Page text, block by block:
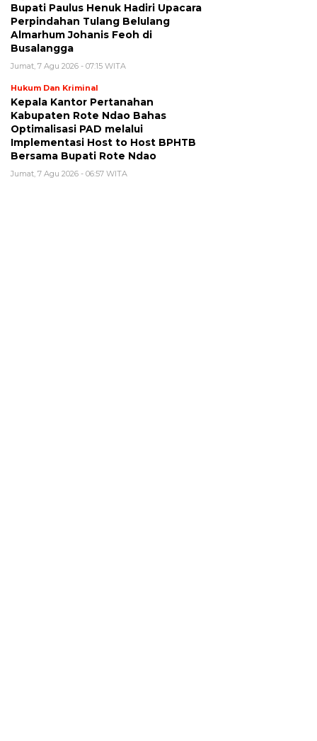
Bupati Paulus Henuk Hadiri Upacara
Perpindahan Tulang Belulang
Almarhum Johanis Feoh di
Busalangga
Jumat, 7 Agu 2026 - 07:15 WITA
Hukum Dan Kriminal
Kepala Kantor Pertanahan
Kabupaten Rote Ndao Bahas
Optimalisasi PAD melalui
Implementasi Host to Host BPHTB
Bersama Bupati Rote Ndao
Jumat, 7 Agu 2026 - 06:57 WITA